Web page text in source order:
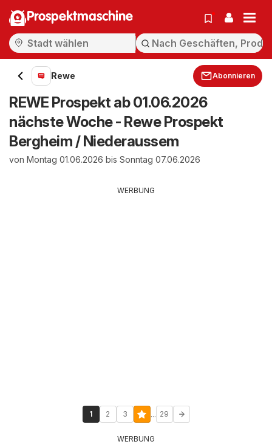
Prospektmaschine
Rewe Abonnieren
REWE Prospekt ab 01.06.2026
nächste Woche - Rewe Prospekt
Bergheim / Niederaussem
von Montag 01.06.2026 bis Sonntag 07.06.2026
WERBUNG
1 2 3 ... 29
WERBUNG